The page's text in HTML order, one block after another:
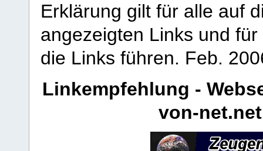
Erklärung gilt für alle auf
angezeigten Links und
die Links führen. Feb.
Linkempfehlung -
von-net.net